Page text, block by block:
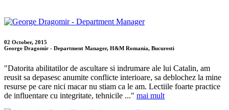
02 October, 2015
George Dragomir - Department Manager, H&M Romania, Bucuresti
"Datorita abilitatilor de ascultare si indrumare ale lui Catalin, am
reusit sa depasesc anumite conflicte interioare, sa deblochez la mine
resurse pe care nici macar nu stiam ca le am. Lectiile foarte practice
de influentare cu integritate, tehnicile ..." mai mult